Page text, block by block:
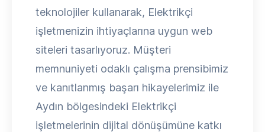
teknolojiler kullanarak, Elektrikçi
işletmenizin ihtiyaçlarına uygun web
siteleri tasarlıyoruz. Müşteri
memnuniyeti odaklı çalışma prensibimiz
ve kanıtlanmış başarı hikayelerimiz ile
Aydın bölgesindeki Elektrikçi
işletmelerinin dijital dönüşümüne katkı